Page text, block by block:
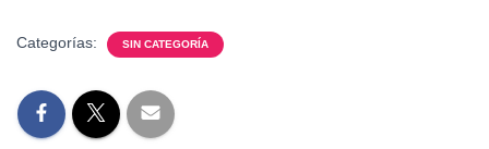
Categorías: SIN CATEGORÍA